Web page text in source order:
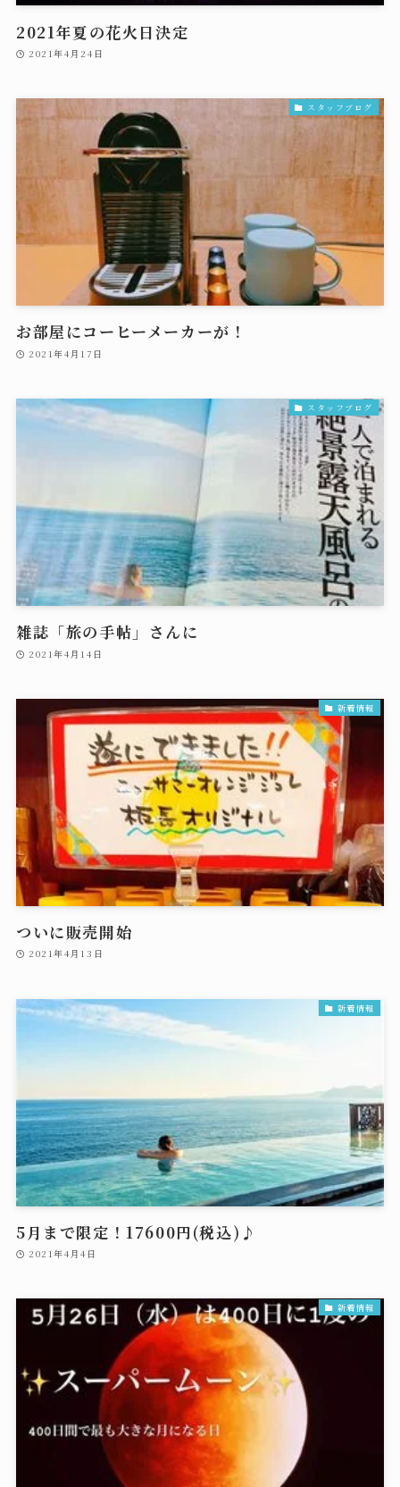
2021年夏の花火日決定
2021年4月24日
スタッフブログ
お部屋にコーヒーメーカーが！
2021年4月17日
スタッフブログ
雑誌「旅の手帖」さんに
2021年4月14日
新着情報
ついに販売開始
2021年4月13日
新着情報
5月まで限定！17600円(税込)♪
2021年4月4日
新着情報